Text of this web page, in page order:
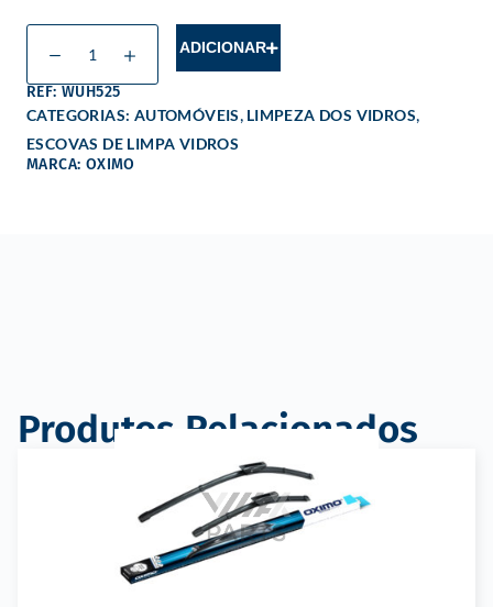
ADICIONAR
REF: WUH525
CATEGORIAS: AUTOMÓVEIS, LIMPEZA DOS VIDROS,
ESCOVAS DE LIMPA VIDROS
MARCA: OXIMO
Produtos Relacionados